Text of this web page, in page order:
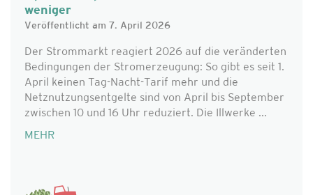
weniger
Veröffentlicht am 7. April 2026
Der Strommarkt reagiert 2026 auf die veränderten
Bedingungen der Stromerzeugung: So gibt es seit 1.
April keinen Tag-Nacht-Tarif mehr und die
Netznutzungsentgelte sind von April bis September
zwischen 10 und 16 Uhr reduziert. Die Illwerke ...
MEHR